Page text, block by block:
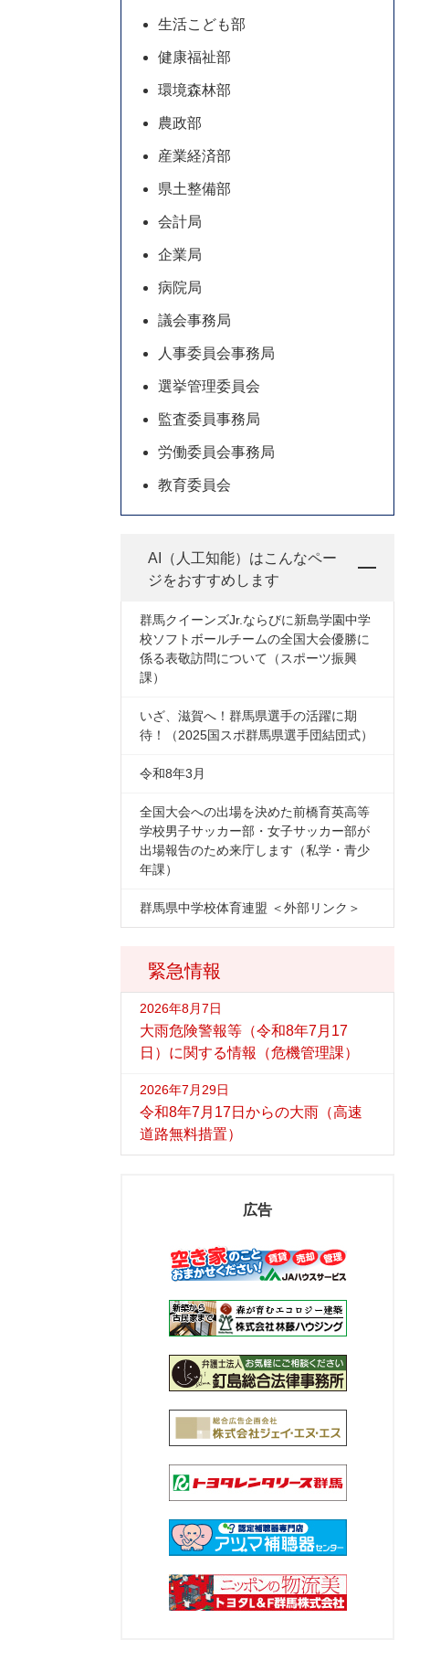
緊急情報
2026年8月7日
大雨危険警報等（令和8年7月17
日）に関する情報（危機管理課）
2026年7月29日
令和8年7月17日からの大雨（高速
道路無料措置）
生活こども部
健康福祉部
環境森林部
農政部
産業経済部
県土整備部
会計局
企業局
病院局
議会事務局
人事委員会事務局
選挙管理委員会
監査委員事務局
労働委員会事務局
教育委員会
AI（人工知能）はこんなペー
ジをおすすめします
群馬クイーンズJr.ならびに新島学園中学
校ソフトボールチームの全国大会優勝に
係る表敬訪問について（スポーツ振興
課）
いざ、滋賀へ！群馬県選手の活躍に期
待！（2025国スポ群馬県選手団結団式）
令和8年3月
全国大会への出場を決めた前橋育英高等
学校男子サッカー部・女子サッカー部が
出場報告のため来庁します（私学・青少
年課）
群馬県中学校体育連盟 ＜外部リンク＞
広告